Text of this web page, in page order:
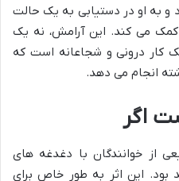
و به او در دستیابی به یک حالت
کمک می کند. این آرامش، نه یک
کار درونی و شجاعانه است که
انجام می دهد.
اگر
از خوانندگان با دغدغه های
بود. این اثر به طور خاص برای